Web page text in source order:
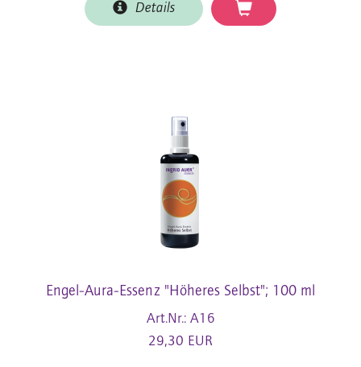
Details
Engel-Aura-Essenz "Höheres Selbst"; 100 ml
Art.Nr.: A16
29,30 EUR